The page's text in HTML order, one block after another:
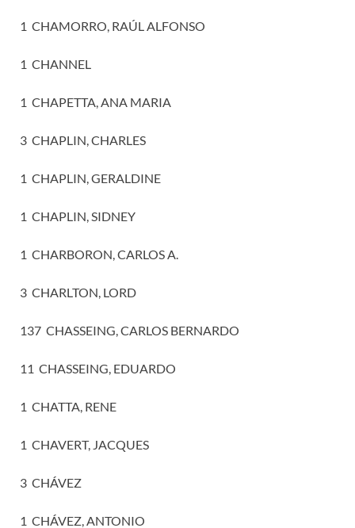
1 CHAMORRO, RAÚL ALFONSO
1 CHANNEL
1 CHAPETTA, ANA MARIA
3 CHAPLIN, CHARLES
1 CHAPLIN, GERALDINE
1 CHAPLIN, SIDNEY
1 CHARBORON, CARLOS A.
3 CHARLTON, LORD
137 CHASSEING, CARLOS BERNARDO
11 CHASSEING, EDUARDO
1 CHATTA, RENE
1 CHAVERT, JACQUES
3 CHÁVEZ
1 CHÁVEZ, ANTONIO